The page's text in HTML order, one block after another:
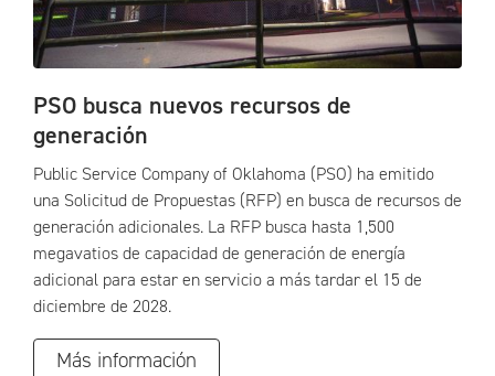
PSO busca nuevos recursos de
generación
Public Service Company of Oklahoma (PSO) ha emitido
una Solicitud de Propuestas (RFP) en busca de recursos de
generación adicionales. La RFP busca hasta 1,500
megavatios de capacidad de generación de energía
adicional para estar en servicio a más tardar el 15 de
diciembre de 2028.
Más información